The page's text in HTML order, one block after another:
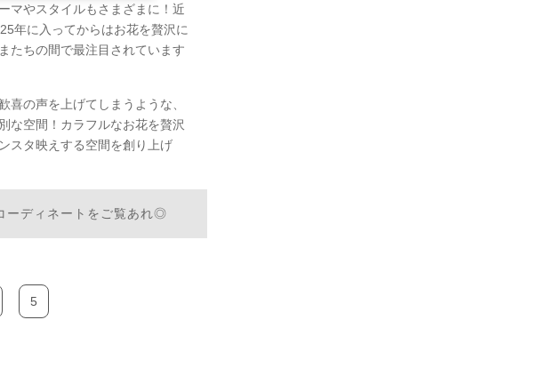
マやスタイルもさまざまに！近
年に入ってからはお花を贅沢に
たちの間で最注目されています
の声を上げてしまうような、
な空間！カラフルなお花を贅沢
スタ映えする空間を創り上げ
ーディネートをご覧あれ◎
5